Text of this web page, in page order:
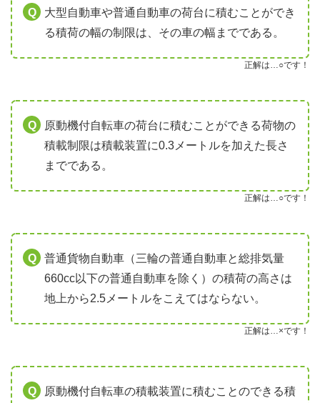
大型自動車や普通自動車の荷台に積むことができ
る積荷の幅の制限は、その車の幅までである。
正解は…○です！
原動機付自転車の荷台に積むことができる荷物の
積載制限は積載装置に0.3メートルを加えた長さ
までである。
正解は…○です！
普通貨物自動車（三輪の普通自動車と総排気量
660cc以下の普通自動車を除く）の積荷の高さは
地上から2.5メートルをこえてはならない。
正解は…×です！
原動機付自転車の積載装置に積むことのできる積